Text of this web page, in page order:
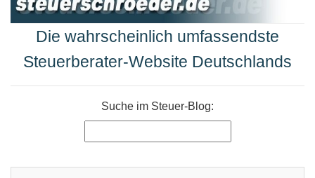
Die wahrscheinlich umfassendste
Steuerberater-Website Deutschlands
Suche im Steuer-Blog: